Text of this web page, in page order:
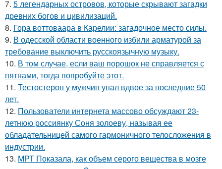
7. 5 легендарных островов, которые скрывают загадки
древних богов и цивилизаций.
8. Гора воттоваара в Карелии: загадочное место силы.
9. В одесской области военного избили арматурой за
требование выключить русскоязычную музыку.
10. В том случае, если ваш порошок не справляется с
пятнами, тогда попробуйте этот.
11. Тестостерон у мужчин упал вдвое за последние 50
лет.
12. Пользователи интернета массово обсуждают 23-
летнюю россиянку Соня золоеву, называя ее
обладательницей самого гармоничного телосложения в
индустрии.
13. МРТ Показала, как объем серого вещества в мозге